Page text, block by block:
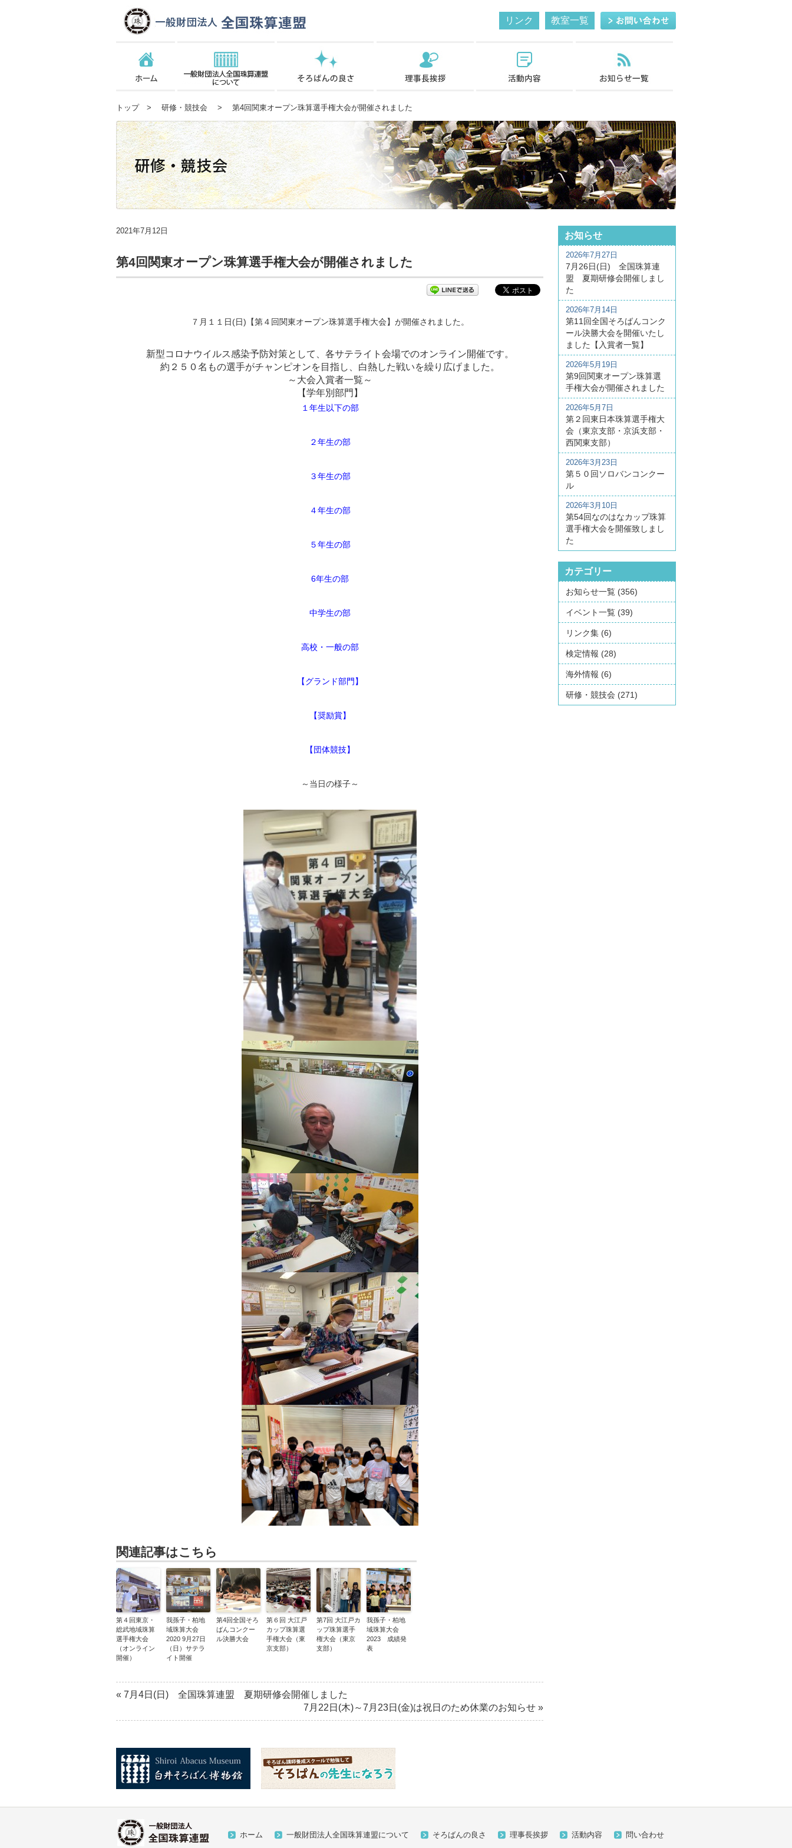
教室一覧
リンク
トップ> 研修・競技会 > 第4回関東オープン珠算選手権大会が開催されました
2021年7月12日
第4回関東オープン珠算選手権大会が開催されました
７月１１日(日)【第４回関東オープン珠算選手権大会】が開催されました。
新型コロナウイルス感染予防対策として、各サテライト会場でのオンライン開催です。
約２５０名もの選手がチャンピオンを目指し、白熱した戦いを繰り広げました。
～大会入賞者一覧～
【学年別部門】
１年生以下の部
２年生の部
３年生の部
４年生の部
５年生の部
6年生の部
中学生の部
高校・一般の部
【グランド部門】
【奨励賞】
【団体競技】
～当日の様子～
関連記事はこちら
第４回東京・
総武地域珠算
選手権大会
（オンライン
開催）
我孫子・柏地
域珠算大会
2020 9月27日
（日）サテラ
イト開催
第4回全国そろ
ばんコンクー
ル決勝大会
第６回 大江戸
カップ珠算選
手権大会（東
京支部）
第7回 大江戸カ
ップ珠算選手
権大会（東京
支部）
我孫子・柏地
域珠算大会
2023 成績発
表
« 7月4日(日) 全国珠算連盟 夏期研修会開催しました
7月22日(木)～7月23日(金)は祝日のため休業のお知らせ »
お知らせ
2026年7月27日
7月26日(日) 全国珠算連
盟 夏期研修会開催しまし
た
2026年7月14日
第11回全国そろばんコンク
ール決勝大会を開催いたし
ました【入賞者一覧】
2026年5月19日
第9回関東オープン珠算選
手権大会が開催されました
2026年5月7日
第２回東日本珠算選手権大
会（東京支部・京浜支部・
西関東支部）
2026年3月23日
第５０回ソロバンコンクー
ル
2026年3月10日
第54回なのはなカップ珠算
選手権大会を開催致しまし
た
カテゴリー
お知らせ一覧 (356)
イベント一覧 (39)
リンク集 (6)
検定情報 (28)
海外情報 (6)
研修・競技会 (271)
問い合わせ
活動内容
理事長挨拶
そろばんの良さ
一般財団法人全国珠算連盟について
ホーム